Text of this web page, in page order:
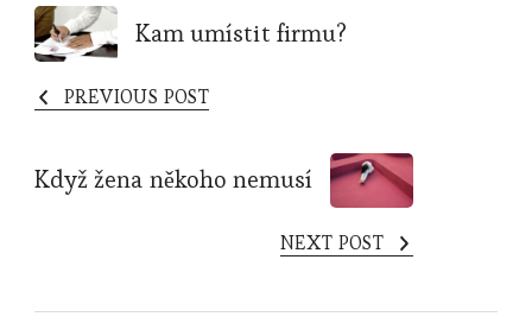
Post
Navigation
Kam umístit firmu?
PREVIOUS POST
Když žena někoho nemusí
NEXT POST